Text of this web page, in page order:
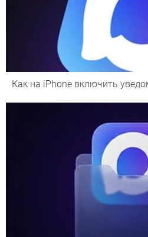
Как на iPhone включить